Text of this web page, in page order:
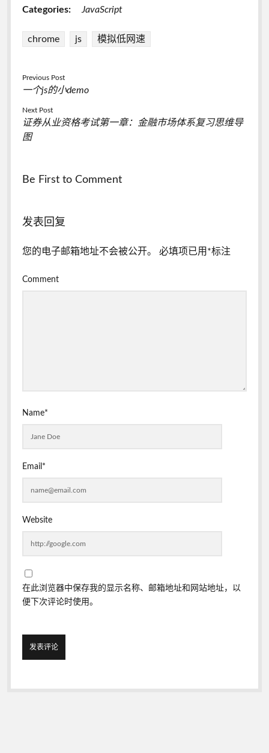
Categories: JavaScript
chrome js 模拟低网速
Previous Post
一个js的小demo
Next Post
证券从业资格考试第一章：金融市场体系复习思维导
图
Be First to Comment
发表回复
您的电子邮箱地址不会被公开。 必填项已用 *标注
Comment
Name*
Email*
Website
在此浏览器中保存我的显示名称、邮箱地址和网站地址，以
便下次评论时使用。